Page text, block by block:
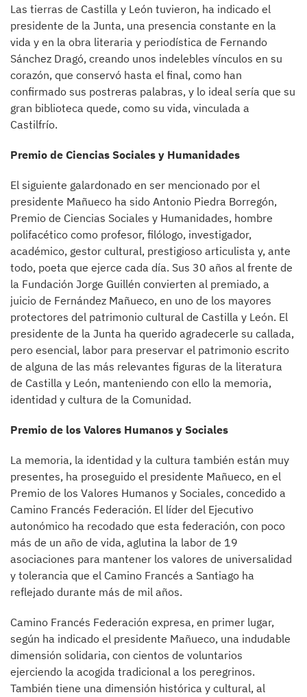
Las tierras de Castilla y León tuvieron, ha indicado el
presidente de la Junta, una presencia constante en la
vida y en la obra literaria y periodística de Fernando
Sánchez Dragó, creando unos indelebles vínculos en su
corazón, que conservó hasta el final, como han
confirmado sus postreras palabras, y lo ideal sería que su
gran biblioteca quede, como su vida, vinculada a
Castilfrío.
Premio de Ciencias Sociales y Humanidades
El siguiente galardonado en ser mencionado por el
presidente Mañueco ha sido Antonio Piedra Borregón,
Premio de Ciencias Sociales y Humanidades, hombre
polifacético como profesor, filólogo, investigador,
académico, gestor cultural, prestigioso articulista y, ante
todo, poeta que ejerce cada día. Sus 30 años al frente de
la Fundación Jorge Guillén convierten al premiado, a
juicio de Fernández Mañueco, en uno de los mayores
protectores del patrimonio cultural de Castilla y León. El
presidente de la Junta ha querido agradecerle su callada,
pero esencial, labor para preservar el patrimonio escrito
de alguna de las más relevantes figuras de la literatura
de Castilla y León, manteniendo con ello la memoria,
identidad y cultura de la Comunidad.
Premio de los Valores Humanos y Sociales
La memoria, la identidad y la cultura también están muy
presentes, ha proseguido el presidente Mañueco, en el
Premio de los Valores Humanos y Sociales, concedido a
Camino Francés Federación. El líder del Ejecutivo
autonómico ha recodado que esta federación, con poco
más de un año de vida, aglutina la labor de 19
asociaciones para mantener los valores de universalidad
y tolerancia que el Camino Francés a Santiago ha
reflejado durante más de mil años.
Camino Francés Federación expresa, en primer lugar,
según ha indicado el presidente Mañueco, una indudable
dimensión solidaria, con cientos de voluntarios
ejerciendo la acogida tradicional a los peregrinos.
También tiene una dimensión histórica y cultural, al